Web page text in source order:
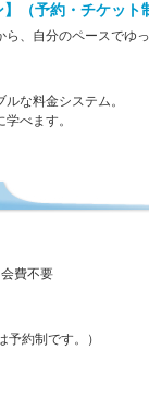
（予約・チケット
、自分のペースでゆ
な料金システム。
べます。
費不要
約制です。）